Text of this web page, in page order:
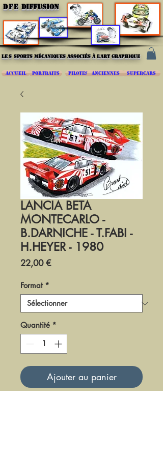
DFE DIFFUSION
les sports mécaniques associés à l'art graphique
ACCUEIL PORTRAITS PILOTES ANCIENNES SUPERCARS
LANCIA BETA
MONTECARLO -
B.DARNICHE - T.FABI -
H.HEYER - 1980
22,00 €Prix
Format *
Quantité *
Ajouter au panier